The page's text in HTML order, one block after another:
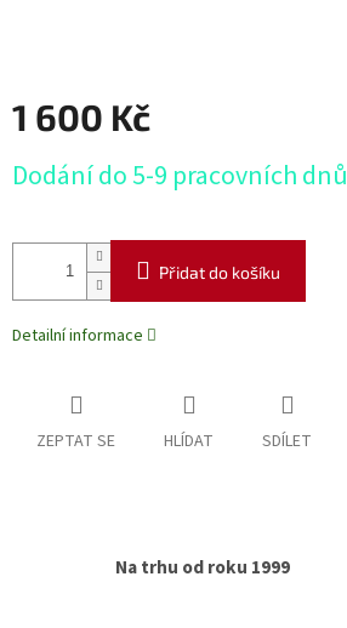
1 600 Kč
cena:
Dodání do 5-9 pracovních dnů
Přidat do košíku
Detailní informace
ZEPTAT SE HLÍDAT SDÍLET
Na trhu od roku 1999